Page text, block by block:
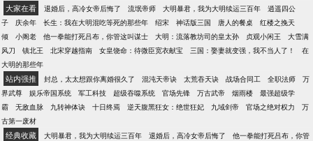
大家在看 退婚后，高冷女帝后悔了 流氓帝师 大明暴君，我为大明续运三百年
逍遥四公
子
庆余年 长生：我在大明混吃等死的那些年 绍宋 神话版三国 唐人的餐桌
红楼之挽天
倾
小阁老 他一拳能打死吕布，你管这叫谋士 大明：流落教坊司的皇太孙 贞观小闲王
大雪满
风刀
镇北王 北宋穿越指南 女皇饶命：待微臣宽衣献宝 三国：娶妻就变强，我不当人了！
在
大明的那些年
站内强推 封总，太太想跟你离婚很久了 混沌天帝诀 太荒吞天诀 战场合同工 全职法师
万
界武尊
娱乐帝国系统 军工科技 超级吞噬系统 官场先锋 万古武帝 烟雨楼
最强超级学
霸
无敌血脉 九转神体诀 十日终焉 逆天腹黑狂女：绝世狂妃 九域剑帝 官场之绝对权力
万
古第一废材
经典收藏 大明暴君，我为大明续运三百年 退婚后，高冷女帝后悔了
他一拳能打死吕布，你管